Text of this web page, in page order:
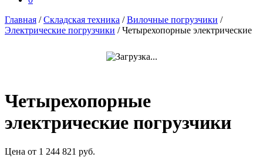
Главная /Складская техника /Вилочные погрузчики /
Электрические погрузчики /Четырехопорные электрические
Четырехопорные
электрические погрузчики
Цена от 1 244 821 руб.